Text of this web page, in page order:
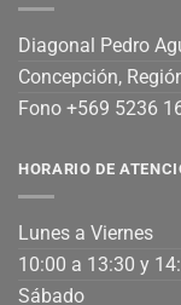
Diagonal Pedro
Concepción,
Fono +569 5236
HORARIO DE
Lunes a Viernes
10:00 a 13:30 y
Sábado